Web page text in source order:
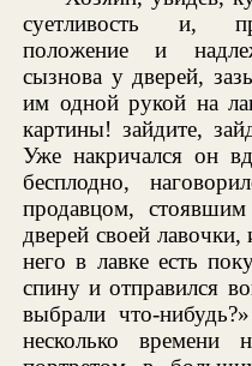
суетливость и,
положение и
сызнова у дверей,
им одной рукой на
картины! зайдите,
Уже накричался он
бесплодно,
продавцом,
дверей своей
него в лавке есть
спину и отправился
выбрали что-
несколько времени